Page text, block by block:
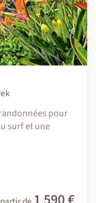
pour
surf et une